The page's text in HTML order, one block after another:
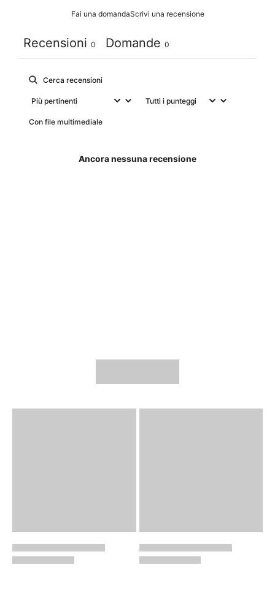
Fai una domandaScrivi una recensione
Recensioni 0 Domande 0
Con file multimediale
Ancora nessuna recensione